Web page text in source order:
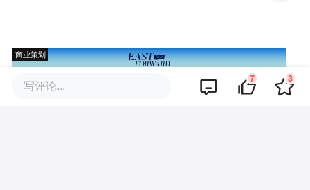
商业策划
写评论... 7 3